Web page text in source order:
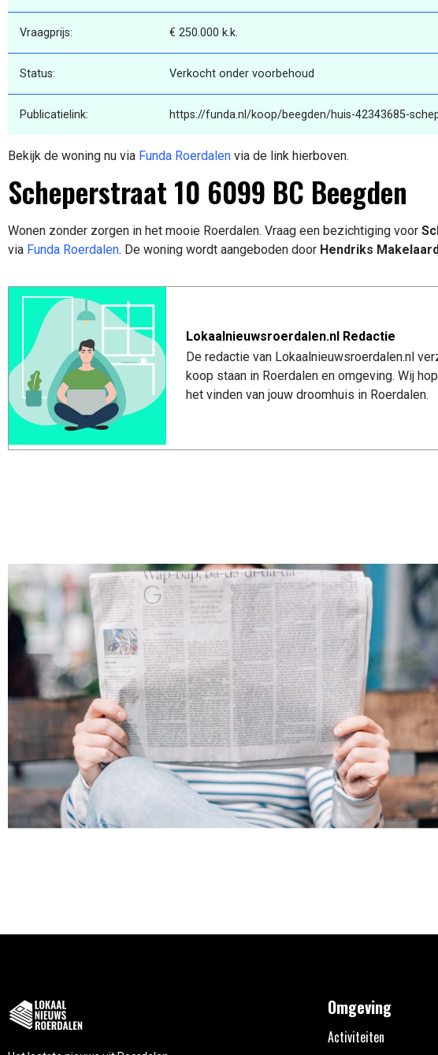
Vraagprijs: € 250.000 k.k.
Status: Verkocht onder voorbehoud
Publicatielink: https://funda.nl/koop/beegden/huis-42343685-
Bekijk de woning nu via Funda Roerdalen via de link hierboven.
Scheperstraat 10 6099 BC Beegden
Wonen zonder zorgen in het mooie Roerdalen. Vraag een bezichtiging voor
via Funda Roerdalen. De woning wordt aangeboden door Hendriks
Lokaalnieuwsroerdalen.nl Redactie
De redactie van Lokaalnieuwsroerdalen.nl
koop staan in Roerdalen en omgeving. Wij
het vinden van jouw droomhuis in Roerdalen.
Omgeving
Activiteiten